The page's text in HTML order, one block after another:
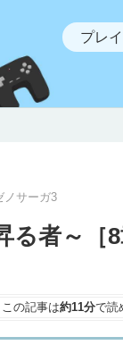
プレ
ノサーガ3
る者～［8
この記事は約11分で読